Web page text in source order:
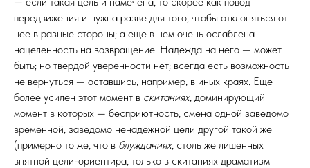
передвижения и нужна разве для того, чтобы отклоняться от
нее в разные стороны; а еще в нем очень ослаблена
нацеленность на возвращение. Надежда на него — может
быть; но твердой уверенности нет; всегда есть возможность
не вернуться — оставшись, например, в иных краях. Еще
более усилен этот момент в скитаниях, доминирующий
момент в которых — бесприютность, смена одной заведомо
временной, заведомо ненадежной цели другой такой же
(примерно то же, что в блужданиях, столь же лишенных
внятной цели-ориентира, только в скитаниях драматизм